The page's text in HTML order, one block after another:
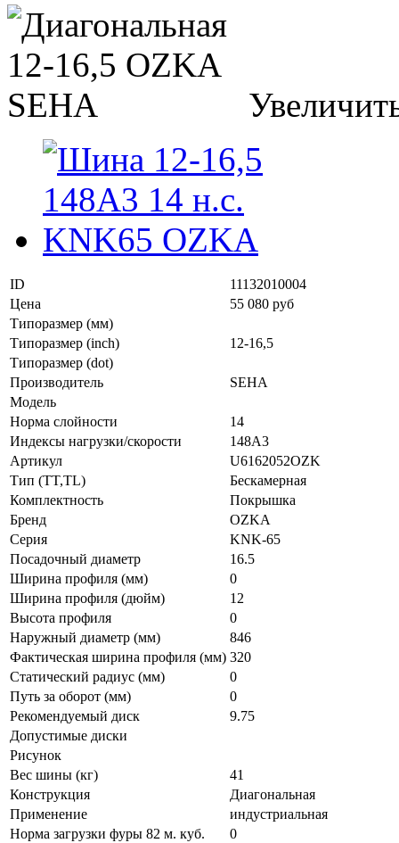
ID
11132010004
Цена
55 080 руб
Типоразмер (мм)
Типоразмер (inch)
12-16,5
Типоразмер (dot)
Производитель
SEHA
Модель
Норма слойности
14
Индексы нагрузки/скорости
148A3
Артикул
U6162052OZK
Тип (TT,TL)
Бескамерная
Комплектность
Покрышка
Бренд
OZKA
Серия
KNK-65
Посадочный диаметр
16.5
Ширина профиля (мм)
0
Ширина профиля (дюйм)
12
Высота профиля
0
Наружный диаметр (мм)
846
Фактическая ширина профиля (мм) 320
Статический радиус (мм)
0
Путь за оборот (мм)
0
Рекомендуемый диск
9.75
Допустимые диски
Рисунок
Вес шины (кг)
41
Конструкция
Диагональная
Применение
индустриальная
Норма загрузки фуры 82 м. куб.
0